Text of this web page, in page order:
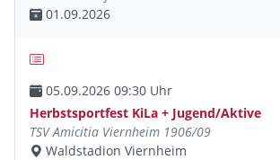
01.09.2026
05.09.2026 09:30 Uhr
Herbstsportfest KiLa + Jugend/Aktive
TSV Amicitia Viernheim 1906/09
Waldstadion Viernheim